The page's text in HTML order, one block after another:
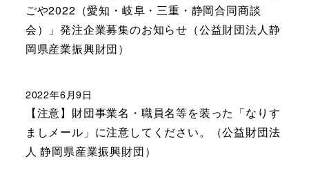
ごや2022（愛知・岐阜・三重・静岡合同商談
会）」発注企業募集のお知らせ（公益財団法人静
岡県産業振興財団）
【注意】財団事業名・職員名等を装った「なりす
ましメール」に注意してください。（公益財団法
人 静岡県産業振興財団）
2022年6月9日